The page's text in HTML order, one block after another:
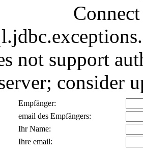
not support
consider
Empfänger:
email des Empfängers:
Ihr Name:
Ihre email: